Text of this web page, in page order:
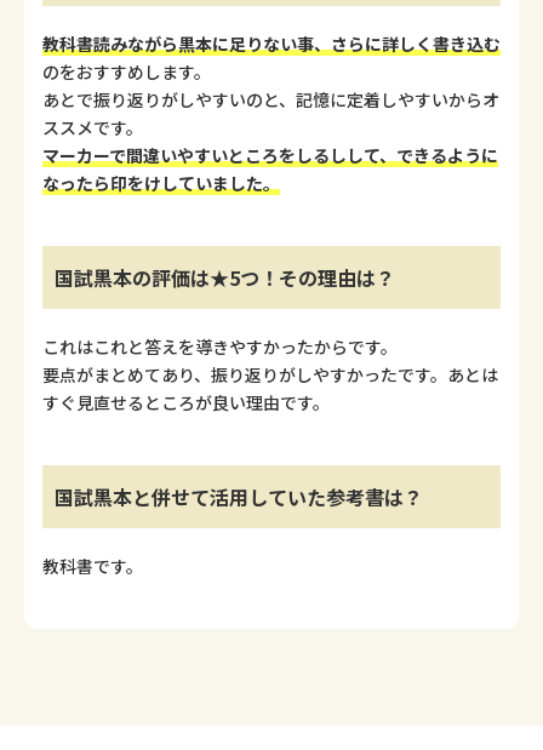
教科書読みながら黒本に足りない事、さらに詳しく書き込む
のをおすすめします。
あとで振り返りがしやすいのと、記憶に定着しやすいからオ
ススメです。
マーカーで間違いやすいところをしるしして、できるように
なったら印をけしていました。
国試黒本の評価は★5つ！その理由は？
これはこれと答えを導きやすかったからです。
要点がまとめてあり、振り返りがしやすかったです。あとは
すぐ見直せるところが良い理由です。
国試黒本と併せて活用していた参考書は？
教科書です。